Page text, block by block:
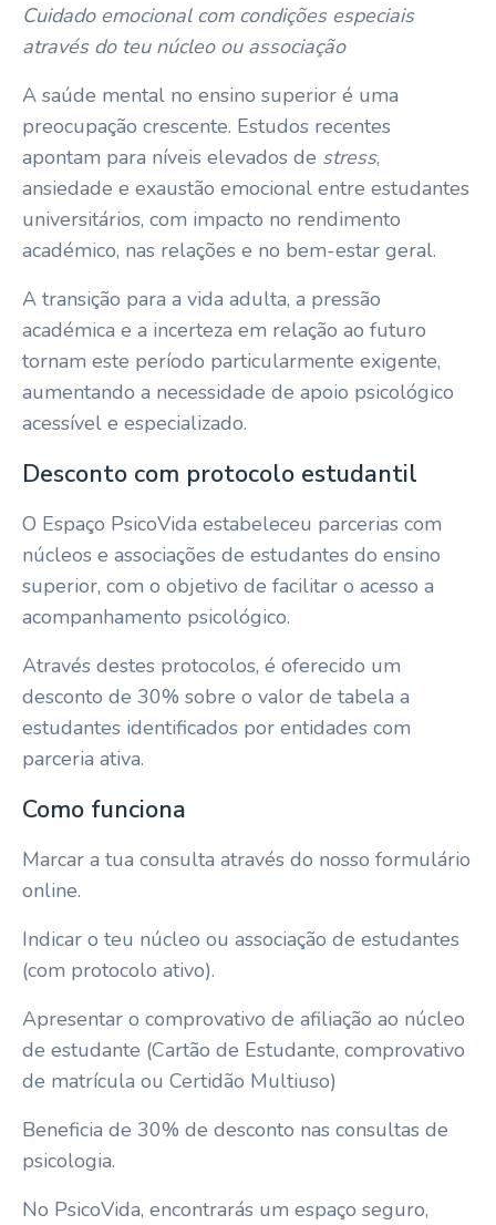
Cuidado emocional com condições especiais
através do teu núcleo ou associação
A saúde mental no ensino superior é uma
preocupação crescente. Estudos recentes
apontam para níveis elevados de stress,
ansiedade e exaustão emocional entre estudantes
universitários, com impacto no rendimento
académico, nas relações e no bem-estar geral.
A transição para a vida adulta, a pressão
académica e a incerteza em relação ao futuro
tornam este período particularmente exigente,
aumentando a necessidade de apoio psicológico
acessível e especializado.
Desconto com protocolo estudantil
O Espaço PsicoVida estabeleceu parcerias com
núcleos e associações de estudantes do ensino
superior, com o objetivo de facilitar o acesso a
acompanhamento psicológico.
Através destes protocolos, é oferecido um
desconto de 30% sobre o valor de tabela a
estudantes identificados por entidades com
parceria ativa.
Como funciona
Marcar a tua consulta através do nosso formulário
online.
Indicar o teu núcleo ou associação de estudantes
(com protocolo ativo).
Apresentar o comprovativo de afiliação ao núcleo
de estudante (Cartão de Estudante, comprovativo
de matrícula ou Certidão Multiuso)
Beneficia de 30% de desconto nas consultas de
psicologia.
No PsicoVida, encontrarás um espaço seguro,